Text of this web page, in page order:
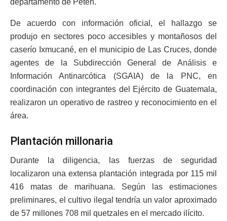
departamento de Petén.
De acuerdo con información oficial, el hallazgo se
produjo en sectores poco accesibles y montañosos del
caserío Ixmucané, en el municipio de Las Cruces, donde
agentes de la Subdirección General de Análisis e
Información Antinarcótica (SGAIA) de la PNC, en
coordinación con integrantes del Ejército de Guatemala,
realizaron un operativo de rastreo y reconocimiento en el
área.
Plantación millonaria
Durante la diligencia, las fuerzas de seguridad
localizaron una extensa plantación integrada por 115 mil
416 matas de marihuana. Según las estimaciones
preliminares, el cultivo ilegal tendría un valor aproximado
de 57 millones 708 mil quetzales en el mercado ilícito.